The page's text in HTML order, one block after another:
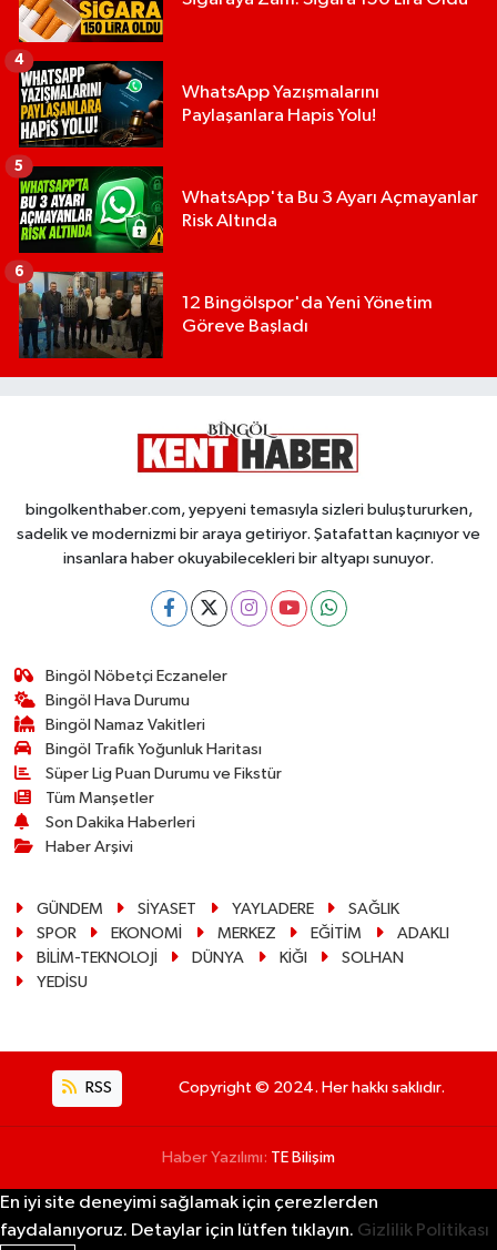
WhatsApp Yazışmalarını
Paylaşanlara Hapis Yolu!
4
WhatsApp'ta Bu 3 Ayarı Açmayanlar
Risk Altında
5
12 Bingölspor'da Yeni Yönetim
Göreve Başladı
6
bingolkenthaber.com, yepyeni temasıyla sizleri buluştururken,
sadelik ve modernizmi bir araya getiriyor. Şatafattan kaçınıyor ve
insanlara haber okuyabilecekleri bir altyapı sunuyor.
Bingöl Nöbetçi Eczaneler
Bingöl Hava Durumu
Bingöl Namaz Vakitleri
Bingöl Trafik Yoğunluk Haritası
Süper Lig Puan Durumu ve Fikstür
Tüm Manşetler
Son Dakika Haberleri
Haber Arşivi
GÜNDEM SİYASET YAYLADERE
SAĞLIK
SPOR
EKONOMİ MERKEZ EĞİTİM
ADAKLI
BİLİM-TEKNOLOJİ
DÜNYA KİĞI
SOLHAN
YEDİSU
RSS Copyright © 2024. Her hakkı saklıdır.
Haber Yazılımı: TE Bilişim
En iyi site deneyimi sağlamak için çerezlerden
faydalanıyoruz. Detaylar için lütfen tıklayın. Gizlilik Politikası